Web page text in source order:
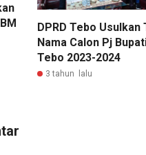
DPRD Tebo Usulkan
Nama Calon Pj
Tebo 2023-2024
3 tahun lalu